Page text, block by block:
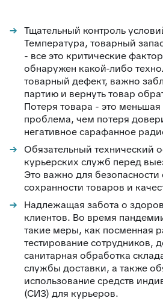
Тщательный контроль
Температура, товарный
- все это критические
обнаружен какой-либо
товарный дефект, важно
партию и вернуть товар
Потеря товара - это
проблема, чем потеря
негативное сарафанное
Обязательный технический
курьерских служб перед
Это важно для безопасности
сохранности товаров и
Надлежащая забота о
клиентов. Во время
такие меры, как посменная
тестирование сотрудников,
санитарная обработка
службы доставки, а также
использование средств
(СИЗ) для курьеров.